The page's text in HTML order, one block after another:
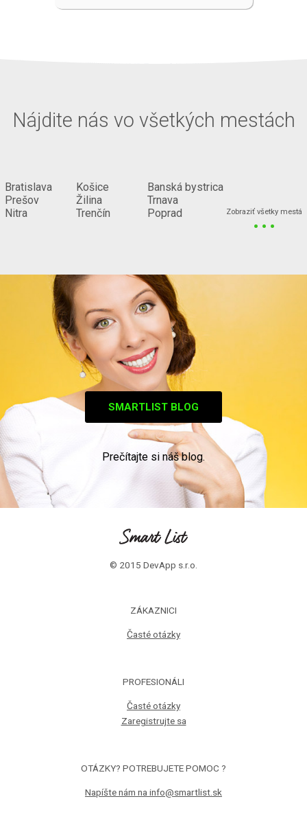
Nájdite nás vo všetkých mestách
Bratislava
Prešov
Nitra
Košice
Žilina
Trenčín
Banská bystrica
Trnava
Poprad
Zobraziť všetky mestá
...
SMARTLIST BLOG
Prečítajte si náš blog.
© 2015 DevApp s.r.o.
ZÁKAZNICI
Časté otázky
PROFESIONÁLI
Časté otázky
Zaregistrujte sa
OTÁZKY? POTREBUJETE POMOC ?
Napíšte nám na info@smartlist.sk